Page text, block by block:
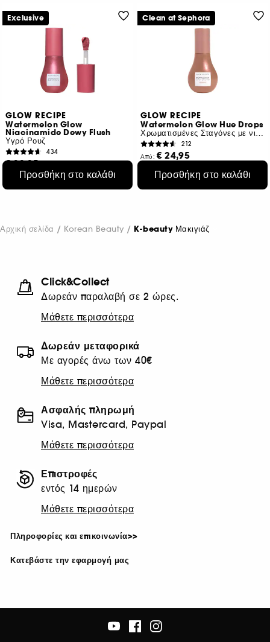
GLOW RECIPE
Watermelon Glow
Niacinamide Dewy Flush
Υγρό Ρουζ
434
€ 33,95
€ 282,92 /100ml
Προσθήκη στο καλάθι
Exclusive
GLOW RECIPE
Watermelon Glow Hue Drops
Χρωματισμένες Σταγόνες με νιασιναμίδη
212
Από:€ 24,95
3 αποχρώσεις
Προσθήκη στο καλάθι
Clean at Sephora
Αρχική σελίδα Korean Beauty K-beauty Μακιγιάζ
Click&Collect
Δωρεάν παραλαβή σε 2 ώρες.
Μάθετε περισσότερα
Δωρεάν μεταφορικά
Με αγορές άνω των 40€
Μάθετε περισσότερα
Ασφαλής πληρωμή
Visa, Mastercard, Paypal
Μάθετε περισσότερα
Επιστροφές
εντός 14 ημερών
Μάθετε περισσότερα
Πληροφορίες και επικοινωνία>>
Κατεβάστε την εφαρμογή μας